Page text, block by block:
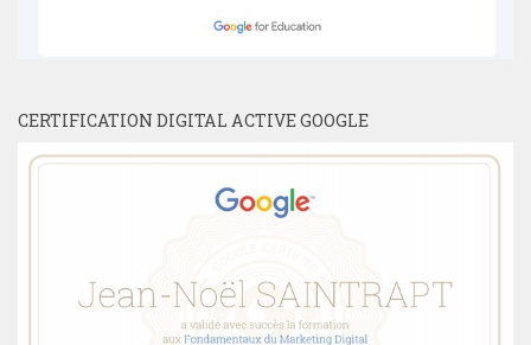
CERTIFICATION DIGITAL ACTIVE GOOGLE